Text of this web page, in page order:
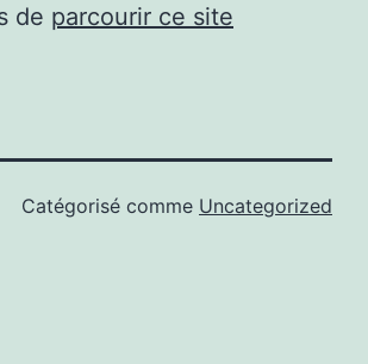
de parcourir ce site
Catégorisé comme Uncategorized